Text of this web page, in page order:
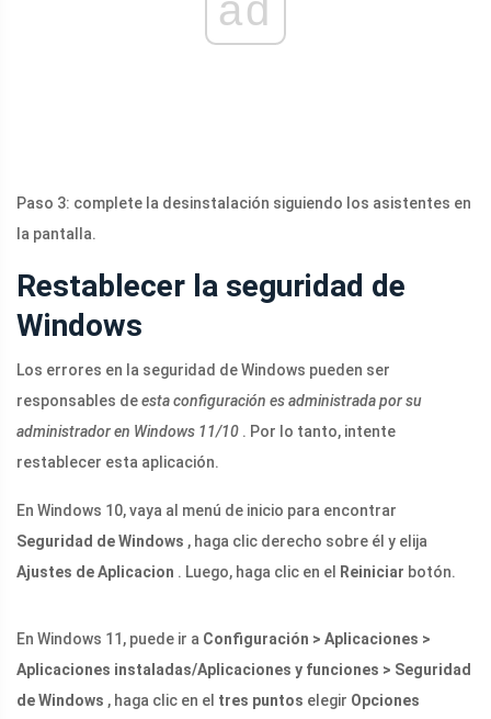
Paso 3: complete la desinstalación siguiendo los asistentes en
la pantalla.
Restablecer la seguridad de
Windows
Los errores en la seguridad de Windows pueden ser
responsables deesta configuración es administrada por su
administrador en Windows 11/10 . Por lo tanto, intente
restablecer esta aplicación.
En Windows 10, vaya al menú de inicio para encontrar
Seguridad de Windows , haga clic derecho sobre él y elija
Ajustes de Aplicacion . Luego, haga clic en el Reiniciar botón.
En Windows 11, puede ir a Configuración > Aplicaciones >
Aplicaciones instaladas/Aplicaciones y funciones > Seguridad
de Windows , haga clic en el tres puntos elegir Opciones